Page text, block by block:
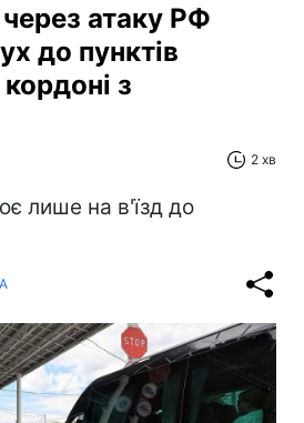
атаку РФ
до пунктів
з
2 хв
лише на в'їзд до